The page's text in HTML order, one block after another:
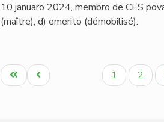
10 januaro 2024, membro de CES
(maître), d) emerito (démobilisé).
Pagination
Unua
paĝo
Antaŭa
paĝo
Paĝo
1 Paĝo
2